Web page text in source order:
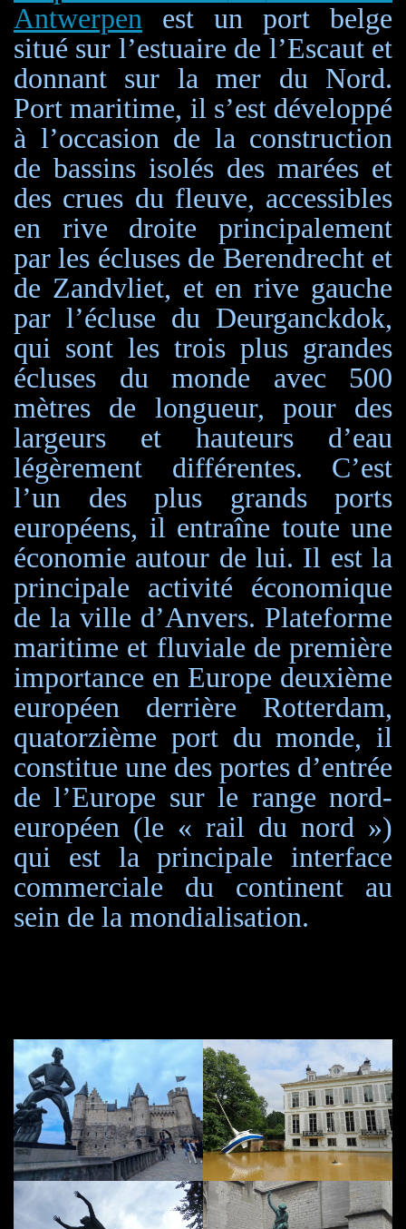
Antwerpen est un port belge
situé sur l’estuaire de l’Escaut et
donnant sur la mer du Nord.
Port maritime, il s’est développé
à l’occasion de la construction
de bassins isolés des marées et
des crues du fleuve, accessibles
en rive droite principalement
par les écluses de Berendrecht et
de Zandvliet, et en rive gauche
par l’écluse du Deurganckdok,
qui sont les trois plus grandes
écluses du monde avec 500
mètres de longueur, pour des
largeurs et hauteurs d’eau
légèrement différentes. C’est
l’un des plus grands ports
européens, il entraîne toute une
économie autour de lui. Il est la
principale activité économique
de la ville d’Anvers. Plateforme
maritime et fluviale de première
importance en Europe deuxième
européen derrière Rotterdam,
quatorzième port du monde, il
constitue une des portes d’entrée
de l’Europe sur le range nord-
européen (le « rail du nord »)
qui est la principale interface
commerciale du continent au
sein de la mondialisation.